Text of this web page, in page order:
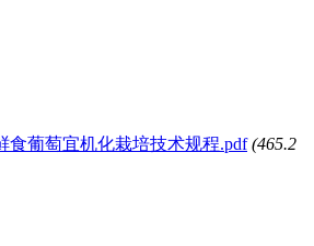
食葡萄宜机化栽培技术规程.pdf (465.2